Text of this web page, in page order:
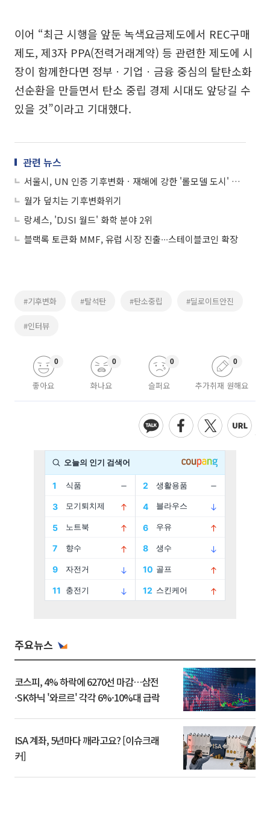
이어 “최근 시행을 앞둔 녹색요금제도에서 REC구매
제도, 제3자 PPA(전력거래계약) 등 관련한 제도에 시
장이 함께한다면 정부ㆍ기업ㆍ금융 중심의 탈탄소화
선순환을 만들면서 탄소 중립 경제 시대도 앞당길 수
있을 것”이라고 기대했다.
관련 뉴스
서울시, UN 인증 기후변화ㆍ재해에 강한 '롤모델 도시' 선정
월가 덮치는 기후변화위기
랑세스, 'DJSI 월드' 화학 분야 2위
블랙록 토큰화 MMF, 유럽 시장 진출∙∙∙스테이블코인 확장
#기후변화 #탈석탄 #탄소중립 #딜로이트안진
#인터뷰
좋아요
0
화나요
0
슬퍼요
0
추가취재 원해요
0
주요뉴스
코스피, 4% 하락에 6270선 마감…삼전
·SK하닉 '와르르' 각각 6%·10%대 급락
ISA 계좌, 5년마다 깨라고요? [이슈크래
커]